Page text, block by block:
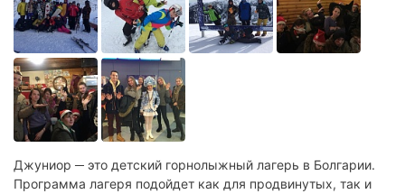
Джуниор ─ это детский горнолыжный лагерь в Болгарии.
Программа лагеря подойдет как для продвинутых, так и